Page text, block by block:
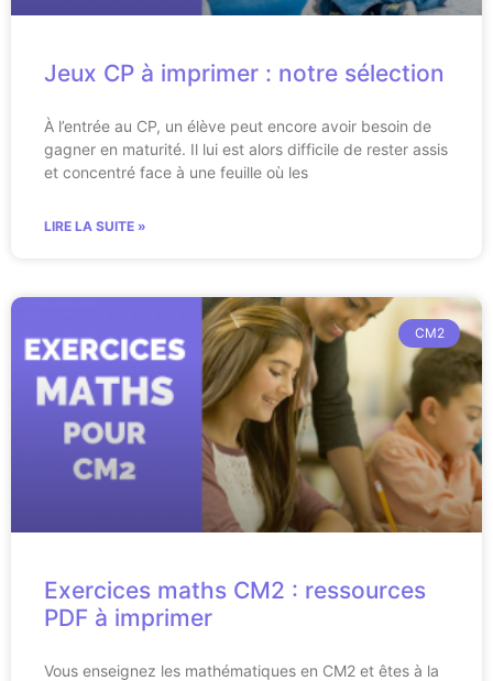
Jeux CP à imprimer : notre sélection
À l’entrée au CP, un élève peut encore avoir besoin de
gagner en maturité. Il lui est alors difficile de rester assis
et concentré face à une feuille où les
LIRE LA SUITE »
CM2
Exercices maths CM2 : ressources
PDF à imprimer
Vous enseignez les mathématiques en CM2 et êtes à la